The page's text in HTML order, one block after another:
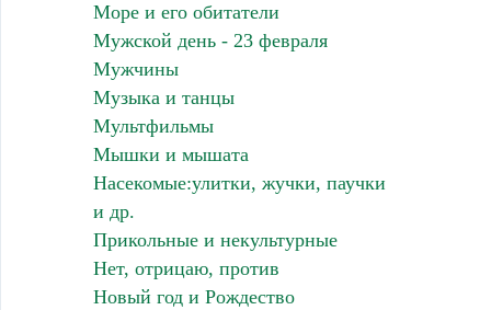
Море и его обитатели
Мужской день - 23 февраля
Мужчины
Музыка и танцы
Мультфильмы
Мышки и мышата
Насекомые:улитки, жучки, паучки
и др.
Прикольные и некультурные
Нет, отрицаю, против
Новый год и Рождество